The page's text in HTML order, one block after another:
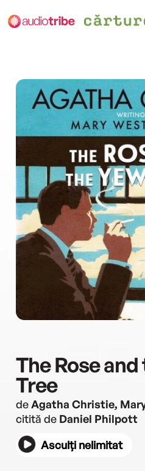
The Rose and
Tree
deAgatha Christie,
citită de Daniel Philpott
Asculți nelimitat